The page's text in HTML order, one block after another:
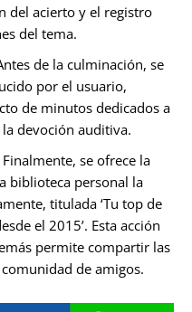
del acierto y el registro
del tema.
de la culminación, se
por el usuario,
de minutos dedicados a
devoción auditiva.
Finalmente, se ofrece la
biblioteca personal la
titulada ‘Tu top de
el 2015’. Esta acción
permite compartir las
de amigos.